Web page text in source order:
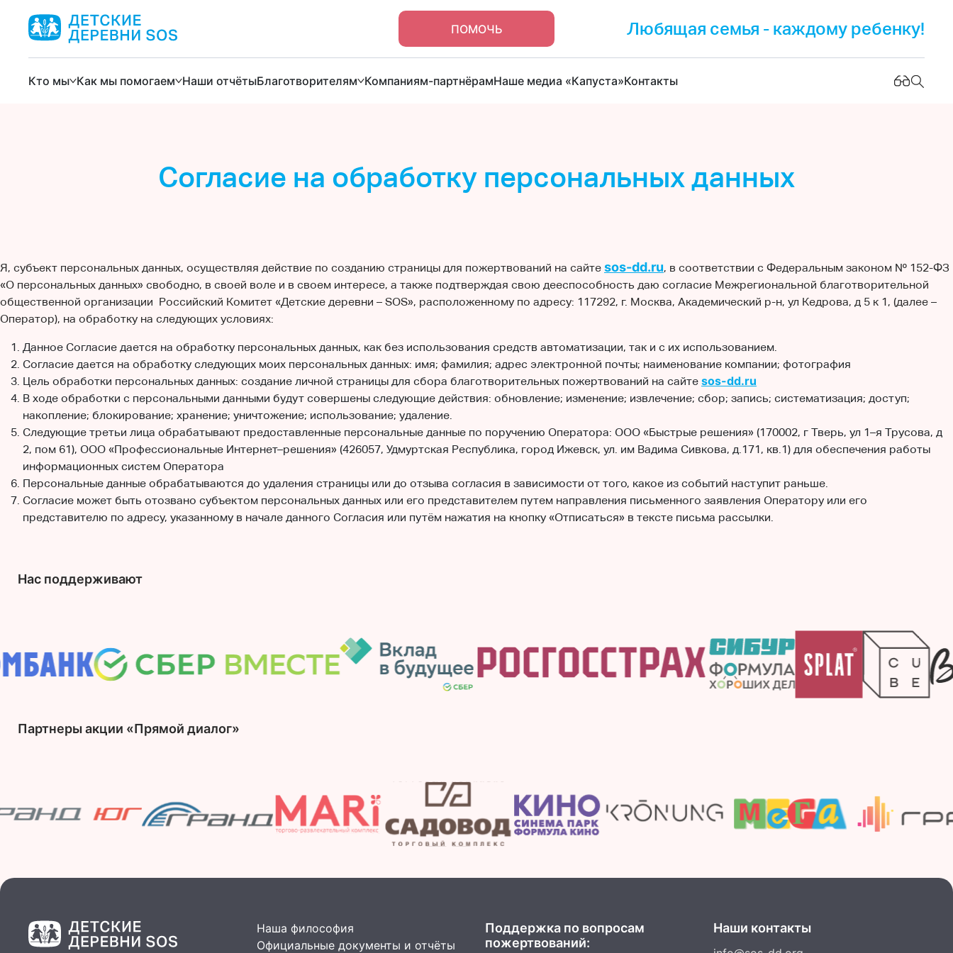
ПОМОЧЬ Любящая семья - каждому ребенку!
Кто мы Как мы помогаем Наши отчётыБлаготворителям Компаниям-партнёрамНаше медиа «Капуста»Контакты
Согласие на обработку персональных данных
Я, субъект персональных данных, осуществляя действие по созданию страницы для пожертвований на сайте sos-dd.ru, в соответствии с Федеральным законом № 152-ФЗ
«О персональных данных» свободно, в своей воле и в своем интересе, а также подтверждая свою дееспособность даю согласие Межрегиональной благотворительной
общественной организации Российский Комитет «Детские деревни – SOS», расположенному по адресу: 117292, г. Москва, Академический р-н, ул Кедрова, д 5 к 1, (далее –
Оператор), на обработку на следующих условиях:
Данное Согласие дается на обработку персональных данных, как без использования средств автоматизации, так и с их использованием.
Согласие дается на обработку следующих моих персональных данных: имя; фамилия; адрес электронной почты; наименование компании; фотография
Цель обработки персональных данных: создание личной страницы для сбора благотворительных пожертвований на сайте sos-dd.ru
В ходе обработки с персональными данными будут совершены следующие действия: обновление; изменение; извлечение; сбор; запись; систематизация; доступ;
накопление; блокирование; хранение; уничтожение; использование; удаление.
Следующие третьи лица обрабатывают предоставленные персональные данные по поручению Оператора: ООО «Быстрые решения» (170002, г Тверь, ул 1–я Трусова, д
2, пом 61), ООО «Профессиональные Интернет–решения» (426057, Удмуртская Республика, город Ижевск, ул. им Вадима Сивкова, д.171, кв.1) для обеспечения работы
информационных систем Оператора
Персональные данные обрабатываются до удаления страницы или до отзыва согласия в зависимости от того, какое из событий наступит раньше.
Согласие может быть отозвано субъектом персональных данных или его представителем путем направления письменного заявления Оператору или его
представителю по адресу, указанному в начале данного Согласия или путём нажатия на кнопку «Отписаться» в тексте письма рассылки.
Нас поддерживают
Партнеры акции «Прямой диалог»
Наша философия
Официальные документы и отчёты
Поддержка по вопросам
пожертвований:
Наши контакты